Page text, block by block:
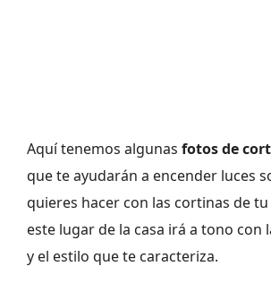
Aquí tenemos algunas fotos de
que te ayudarán a encender luces
quieres hacer con las cortinas de tu
este lugar de la casa irá a tono con
y el estilo que te caracteriza.